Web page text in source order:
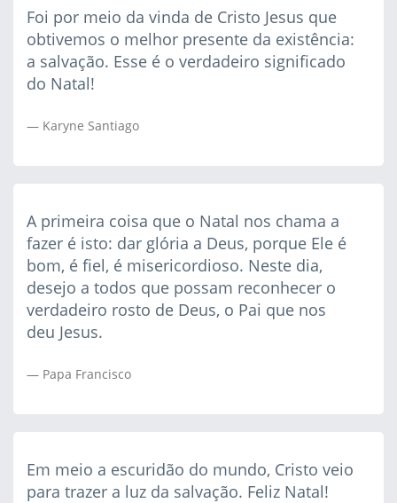
Foi por meio da vinda de Cristo Jesus que
obtivemos o melhor presente da existência:
a salvação. Esse é o verdadeiro significado
do Natal!
Karyne Santiago
A primeira coisa que o Natal nos chama a
fazer é isto: dar glória a Deus, porque Ele é
bom, é fiel, é misericordioso. Neste dia,
desejo a todos que possam reconhecer o
verdadeiro rosto de Deus, o Pai que nos
deu Jesus.
Papa Francisco
Em meio a escuridão do mundo, Cristo veio
para trazer a luz da salvação. Feliz Natal!